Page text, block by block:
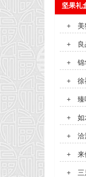
坚果礼
+
+
+ 锦
+ 徐
+ 臻
+ 如
+ 洽
+ 来
+